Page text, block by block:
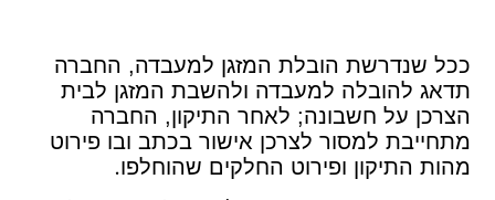
ככל שנדרשת הובלת המזגן למעבדה, החברה
תדאג להובלה למעבדה ולהשבת המזגן לבית
הצרכן על חשבונה; לאחר התיקון, החברה
מתחייבת למסור לצרכן אישור בכתב ובו פירוט
מהות התיקון ופירוט החלקים שהוחלפו.